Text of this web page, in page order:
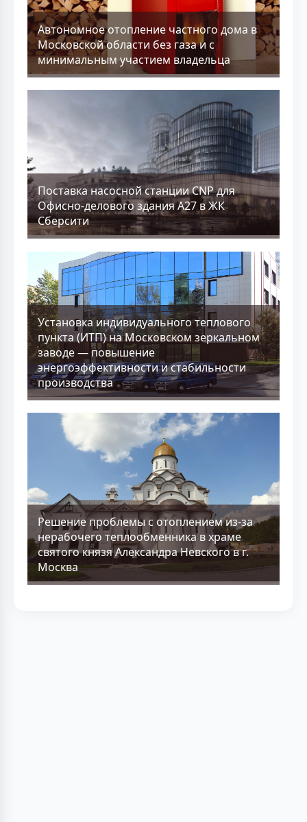
Aвтономное отопление частного дома в
Московской области без газа и с
минимальным участием владельца
Поставка насосной станции CNP для
Офисно-делового здания А27 в ЖК
Сберсити
Установка индивидуального теплового
пункта (ИТП) на Московском зеркальном
заводе — повышение
энергоэффективности и стабильности
производства
Решение проблемы с отоплением из-за
нерабочего теплообменника в храме
святого князя Александра Невского в г.
Москва